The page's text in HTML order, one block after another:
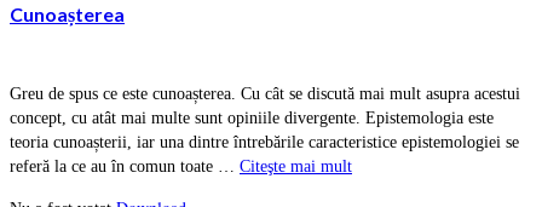
Cunoașterea
Greu de spus ce este cunoașterea. Cu cât se discută mai mult asupra acestui
concept, cu atât mai multe sunt opiniile divergente. Epistemologia este
teoria cunoașterii, iar una dintre întrebările caracteristice epistemologiei se
referă la ce au în comun toate … Citeşte mai mult